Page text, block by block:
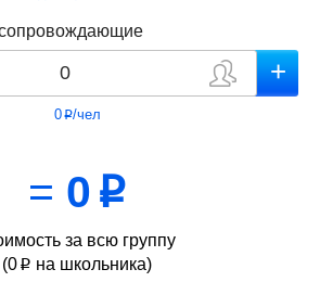
0p/чел
= 0 p
за всю группу
(0 p на школьника)